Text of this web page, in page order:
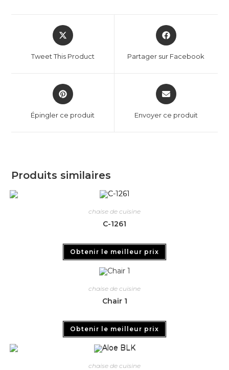
Tweet This Product Partager sur Facebook
Épingler ce produit Envoyer ce produit
Produits similaires
chaise de cuisine
C-1261
Obtenir le meilleur prix
chaise de cuisine
Chair 1
Obtenir le meilleur prix
chaise de cuisine